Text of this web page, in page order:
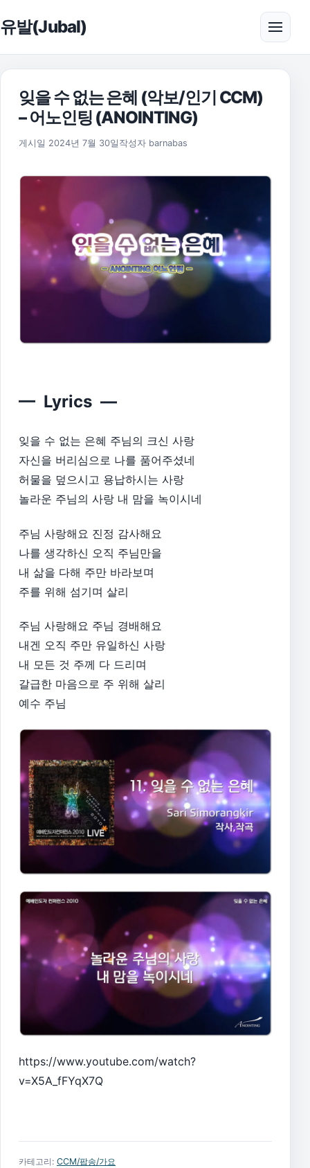
유발(Jubal) 메뉴
잊을 수 없는 은혜 (악보/인기 CCM)
– 어노인팅 (ANOINTING)
게시일 2024년 7월 30일 2025년 11월 17일
작성자 barnabas
— Lyrics —
잊을 수 없는 은혜 주님의 크신 사랑
자신을 버리심으로 나를 품어주셨네
허물을 덮으시고 용납하시는 사랑
놀라운 주님의 사랑 내 맘을 녹이시네​
주님 사랑해요 진정 감사해요
나를 생각하신 오직 주님만을
내 삶을 다해 주만 바라보며
주를 위해 섬기며 살리​​
주님 사랑해요 주님 경배해요
내겐 오직 주만 유일하신 사랑
내 모든 것 주께 다 드리며
갈급한 마음으로 주 위해 살리
예수 주님
https://www.youtube.com/watch?
v=X5A_fFYqX7Q
카테고리: CCM/팝송/가요